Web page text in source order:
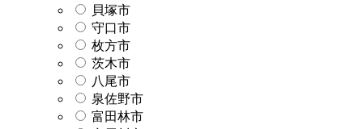
貝塚市
守口市
枚方市
茨木市
八尾市
泉佐野市
富田林市